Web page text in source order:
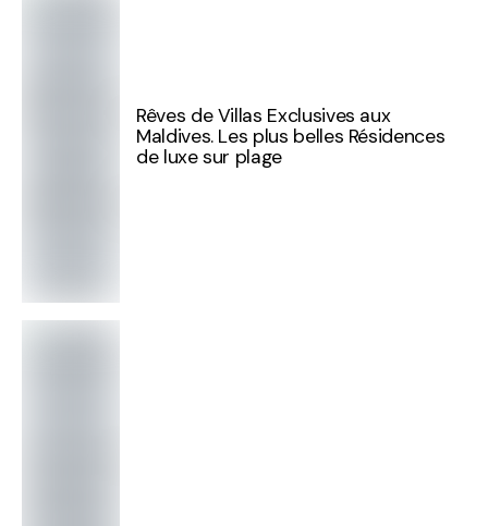
Rêves de Villas Exclusives aux
Maldives. Les plus belles Résidences
de luxe sur plage